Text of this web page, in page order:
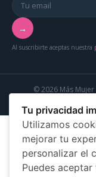
→
Al suscribirte aceptas nuestra
© 2026 Más
Tu privacidad
Utilizamos
mejorar tu
personalizar el
Puedes